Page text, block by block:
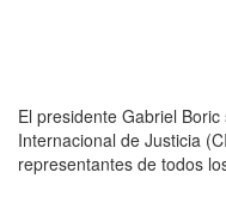
El presidente Gabriel
Internacional de Justicia
representantes de todos